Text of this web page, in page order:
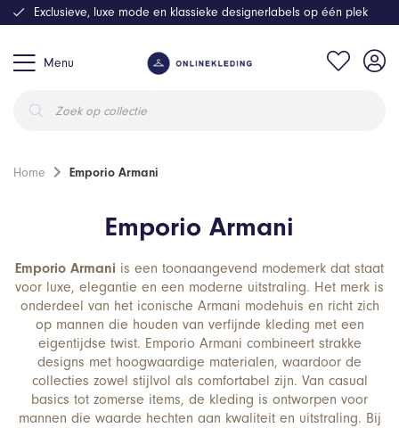
Menu
zoeken
Exclusieve, luxe mode en klassieke designerlabels op één plek
Home Emporio Armani
Emporio Armani
Emporio Armani is een toonaangevend modemerk dat staat
voor luxe, elegantie en een moderne uitstraling. Het merk is
onderdeel van het iconische Armani modehuis en richt zich
op mannen die houden van verfijnde kleding met een
eigentijdse twist. Emporio Armani combineert strakke
designs met hoogwaardige materialen, waardoor de
collecties zowel stijlvol als comfortabel zijn. Van casual
basics tot zomerse items, de kleding is ontworpen voor
mannen die waarde hechten aan kwaliteit en uitstraling. Bij